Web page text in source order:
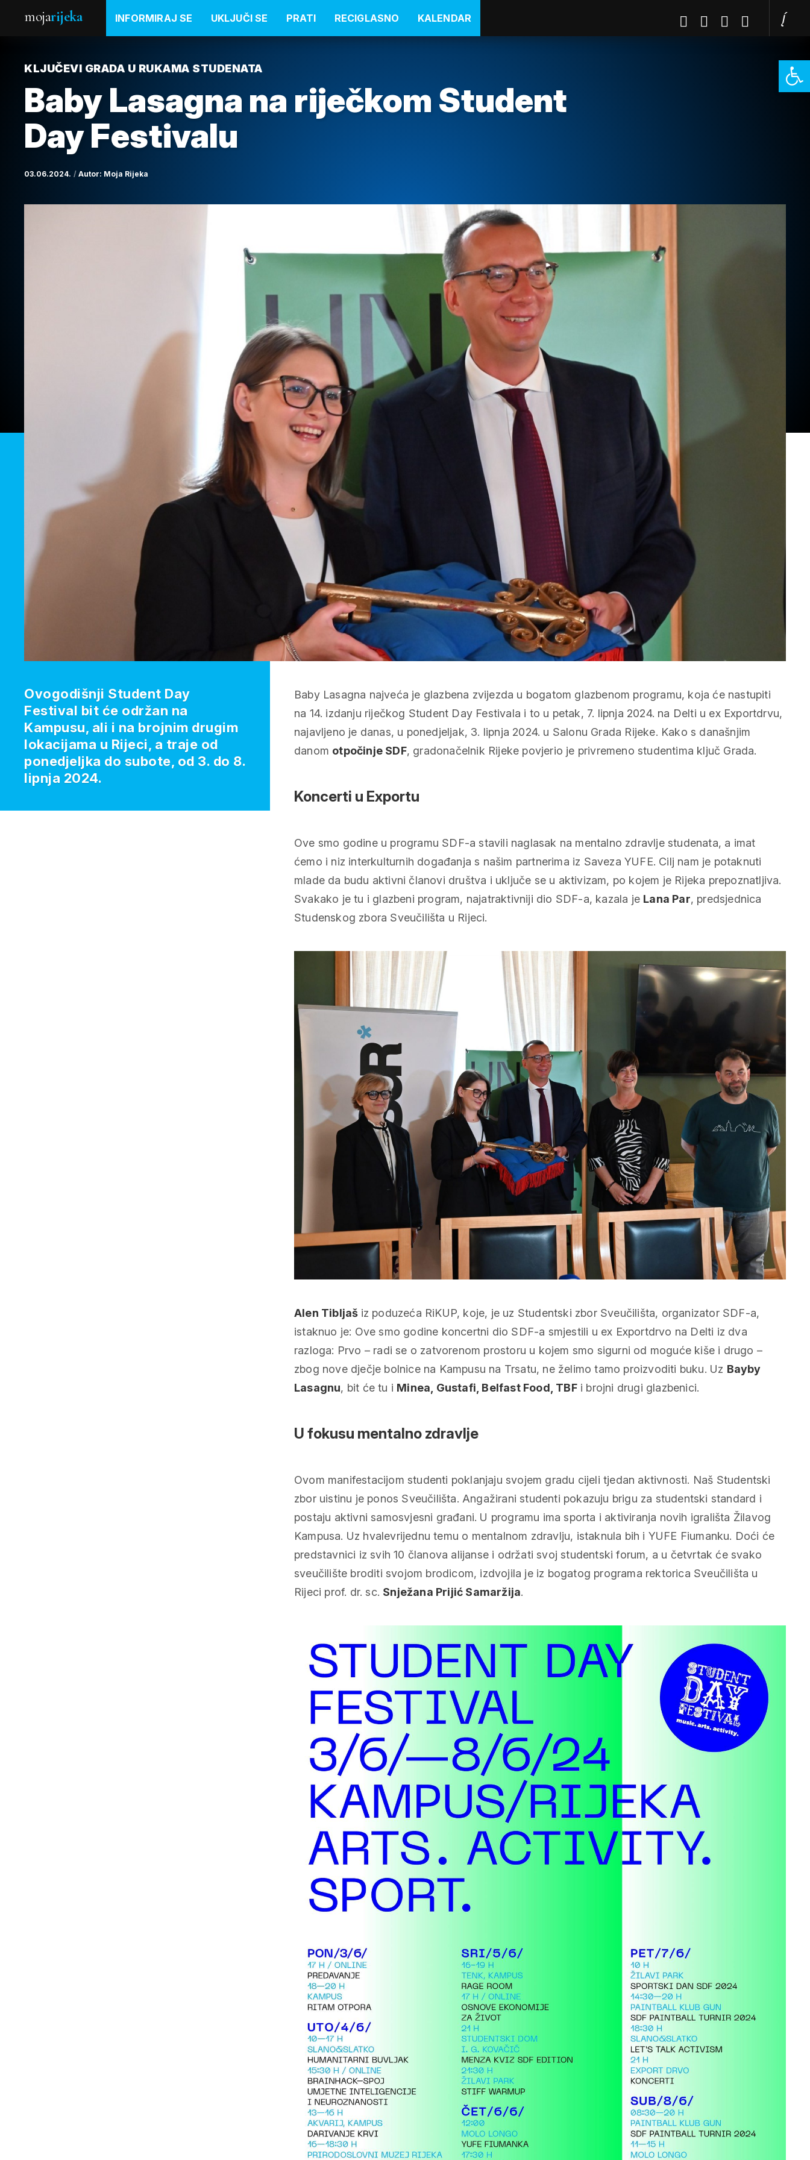
mojarijeka INFORMIRAJ SE UKLJUČI SE PRATI RECIGLASNO KALENDAR
KLJUČEVI GRADA U RUKAMA STUDENATA
Baby Lasagna na riječkom Student
Day Festivalu
03.06.2024. Autor: Moja Rijeka
Baby Lasagna najveća je glazbena zvijezda u bogatom glazbenom programu, koja će nastupiti
na 14. izdanju riječkog Student Day Festivala i to u petak, 7. lipnja 2024. na Delti u ex Exportdrvu,
najavljeno je danas, u ponedjeljak, 3. lipnja 2024. u Salonu Grada Rijeke. Kako s današnjim
danom otpočinje SDF, gradonačelnik Rijeke povjerio je privremeno studentima ključ Grada.
Koncerti u Exportu
Ove smo godine u programu SDF-a stavili naglasak na mentalno zdravlje studenata, a imat
ćemo i niz interkulturnih događanja s našim partnerima iz Saveza YUFE. Cilj nam je potaknuti
mlade da budu aktivni članovi društva i uključe se u aktivizam, po kojem je Rijeka prepoznatljiva.
Svakako je tu i glazbeni program, najatraktivniji dio SDF-a, kazala je Lana Par, predsjednica
Studenskog zbora Sveučilišta u Rijeci.
Alen Tibljaš iz poduzeća RiKUP, koje, je uz Studentski zbor Sveučilišta, organizator SDF-a,
istaknuo je: Ove smo godine koncertni dio SDF-a smjestili u ex Exportdrvo na Delti iz dva
razloga: Prvo – radi se o zatvorenom prostoru u kojem smo sigurni od moguće kiše i drugo –
zbog nove dječje bolnice na Kampusu na Trsatu, ne želimo tamo proizvoditi buku. Uz Bayby
Lasagnu, bit će tu i Minea, Gustafi, Belfast Food, TBFi brojni drugi glazbenici.
U fokusu mentalno zdravlje
Ovom manifestacijom studenti poklanjaju svojem gradu cijeli tjedan aktivnosti. Naš Studentski
zbor uistinu je ponos Sveučilišta. Angažirani studenti pokazuju brigu za studentski standard i
postaju aktivni samosvjesni građani. U programu ima sporta i aktiviranja novih igrališta Žilavog
Kampusa. Uz hvalevrijednu temu o mentalnom zdravlju, istaknula bih i YUFE Fiumanku. Doći će
predstavnici iz svih 10 članova alijanse i održati svoj studentski forum, a u četvrtak će svako
sveučilište broditi svojom brodicom, izdvojila je iz bogatog programa rektorica Sveučilišta u
Rijeci prof. dr. sc. Snježana Prijić Samaržija.
Ovogodišnji Student Day
Festival bit će održan na
Kampusu, ali i na brojnim drugim
lokacijama u Rijeci, a traje od
ponedjeljka do subote, od 3. do 8.
lipnja 2024.